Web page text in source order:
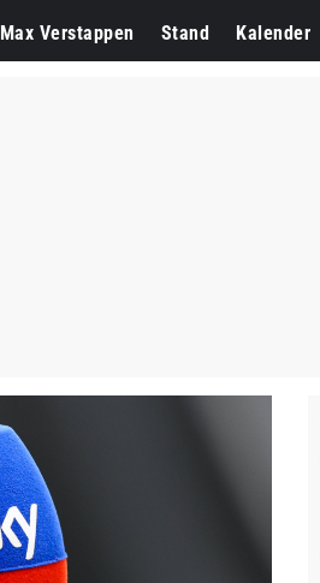
Max Verstappen Stand Kalender